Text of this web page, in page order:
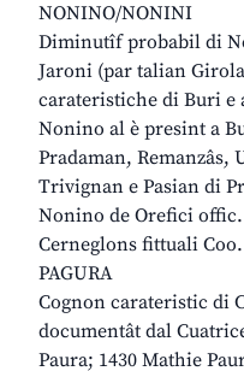
NONINO/NONINI
Diminutîf probabil di
Jaroni (par talian
carateristiche di Buri e
Nonino al è presint a
Pradaman, Remanzâs,
Trivignan e Pasian di
Nonino de Orefici
Cerneglons fittuali
PAGURA
Cognon carateristic di
documentât dal
Paura; 1430 Mathie